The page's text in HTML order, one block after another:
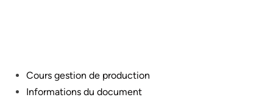
PostedCours gestion de production
Informations du document